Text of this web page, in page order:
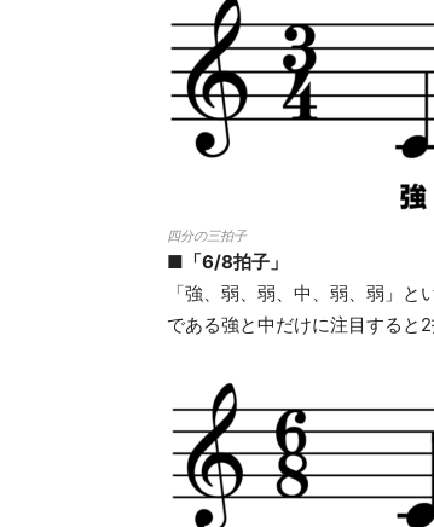
四分の三拍子
■「6/8拍子」
「強、弱、弱、中、弱、弱」
である強と中だけに注目すると